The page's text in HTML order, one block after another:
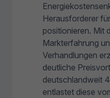
Herausforderer
positionieren. Mit
Markterfahrung
Verhandlungen
deutliche
deutschlandweit
entlastet diese